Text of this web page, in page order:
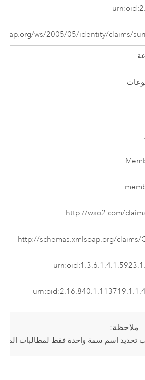
ws/2005/05/identity/claims/
http://wso2.com/
http://schemas.xmlsoap.org/claims/
ملاحظة:‏
تحديد اسم سمة واحدة فقط لمطالبات